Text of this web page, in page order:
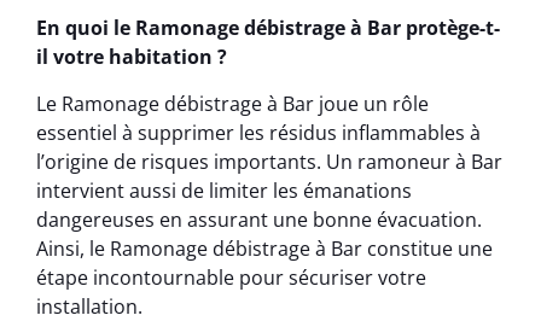
En quoi le Ramonage débistrage à Bar protège-t-
il votre habitation ?
Le Ramonage débistrage à Bar joue un rôle
essentiel à supprimer les résidus inflammables à
l’origine de risques importants. Un ramoneur à Bar
intervient aussi de limiter les émanations
dangereuses en assurant une bonne évacuation.
Ainsi, le Ramonage débistrage à Bar constitue une
étape incontournable pour sécuriser votre
installation.